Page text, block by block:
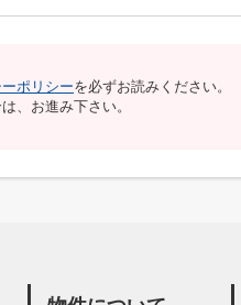
ポリシーを必ずお読みください。
、お進み下さい。